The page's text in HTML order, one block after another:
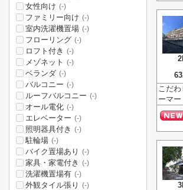
こだ
ーマ
女性向け (-)
ファミリー向け (-)
室内洗濯機置場 (-)
フローリング (-)
ロフト付き (-)
メゾネット (-)
ベランダ (-)
バルコニー (-)
ルーフバルコニー (-)
オール電化 (-)
エレベーター (-)
照明器具付き (-)
駐輪場 (-)
バイク置場あり (-)
家具・家電付き (-)
洗濯機置場有 (-)
外観タイル張り (-)